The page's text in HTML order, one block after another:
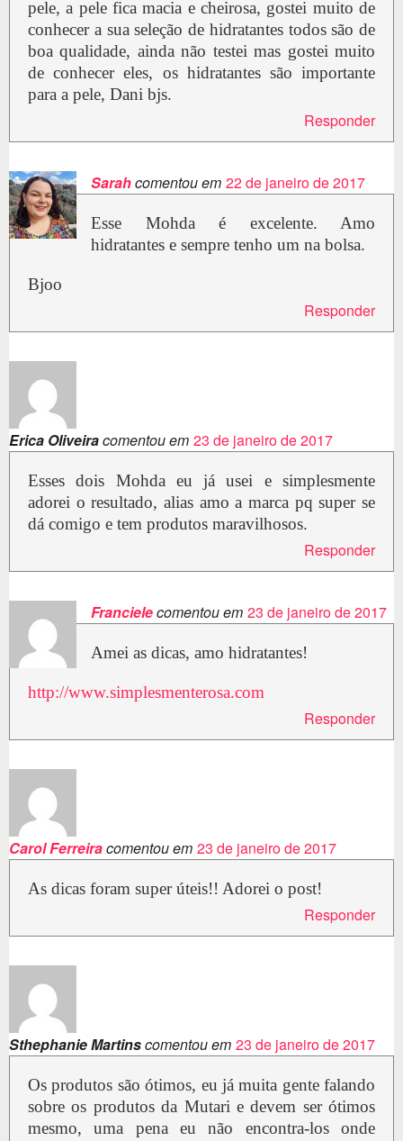
pele, a pele fica macia e cheirosa, gostei muito de
conhecer a sua seleção de hidratantes todos são de
boa qualidade, ainda não testei mas gostei muito
de conhecer eles, os hidratantes são importante
para a pele, Dani bjs.
Responder
Sarahcomentou em 22 de janeiro de 2017
Esse Mohda é excelente. Amo
hidratantes e sempre tenho um na bolsa.
Bjoo
Responder
Erica Oliveiracomentou em 23 de janeiro de 2017
Esses dois Mohda eu já usei e simplesmente
adorei o resultado, alias amo a marca pq super se
dá comigo e tem produtos maravilhosos.
Responder
Francielecomentou em 23 de janeiro de 2017
Amei as dicas, amo hidratantes!
http://www.simplesmenterosa.com
Responder
Carol Ferreiracomentou em 23 de janeiro de 2017
As dicas foram super úteis!! Adorei o post!
Responder
Sthephanie Martinscomentou em 23 de janeiro de 2017
Os produtos são ótimos, eu já muita gente falando
sobre os produtos da Mutari e devem ser ótimos
mesmo, uma pena eu não encontra-los onde